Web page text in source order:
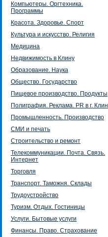
Компьютеры. Оргтехника.
Программы
Красота. Здоровье. Спорт
Культура и искусство. Религия
Медицина
Недвижимость в Клину
Образование. Наука
Общество. Государство
Пищевое производство. Продукты
Полиграфия. Реклама. PR в г. Клин
Промышленность. Производство
СМИ и печать
Строительство и ремонт
Телекоммуникации. Почта. Связь.
Интернет
Торговля
Транспорт. Таможня. Склады
Трудоустройство
Туризм. Отдых. Гостиницы
Услуги. Бытовые услуги
Финансы. Право. Страхование